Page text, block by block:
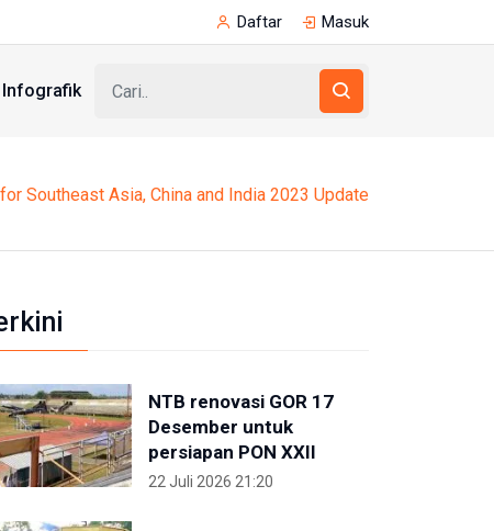
Daftar Masuk
Infografik
Southeast Asia, China and India 2023 Update
NTB renovasi GOR 17
Desember untuk
persiapan PON XXII
22 Juli 2026 21:20